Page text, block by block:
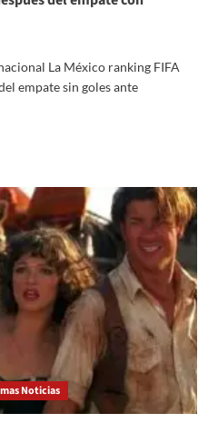
La México ranking FIFA
empate sin goles ante
Noticias